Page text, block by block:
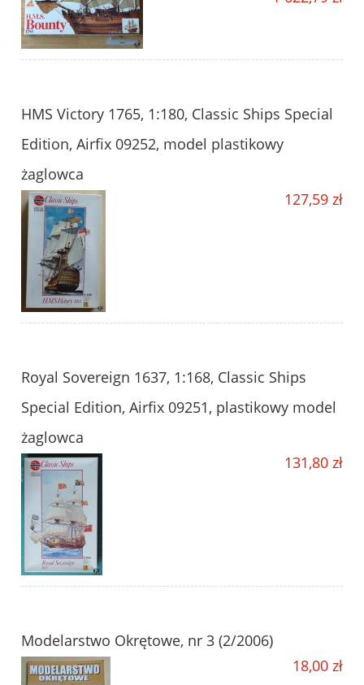
HMS Victory 1765, 1:180, Classic Ships Special
Edition, Airfix 09252, model plastikowy
żaglowca
127,59 zł
Royal Sovereign 1637, 1:168, Classic Ships
Special Edition, Airfix 09251, plastikowy model
żaglowca
131,80 zł
Modelarstwo Okrętowe, nr 3 (2/2006)
18,00 zł